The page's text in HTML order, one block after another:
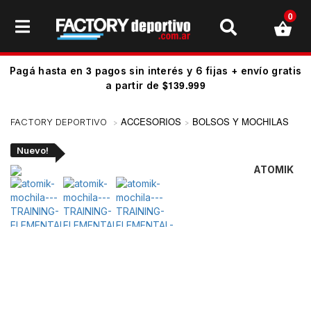
Pagá hasta en 3 pagos sin interés y 6 fijas + envío gratis
a partir de $139.999
0
ACCESORIOS BOLSOS Y MOCHILAS
Nuevo!
ATOMIK